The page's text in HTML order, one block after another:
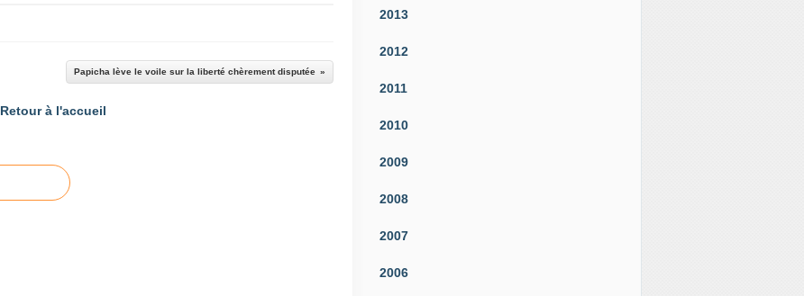
Papicha lève le voile sur la liberté chèrement disputée
Retour à l'accueil
2013
2012
2011
2010
2009
2008
2007
2006